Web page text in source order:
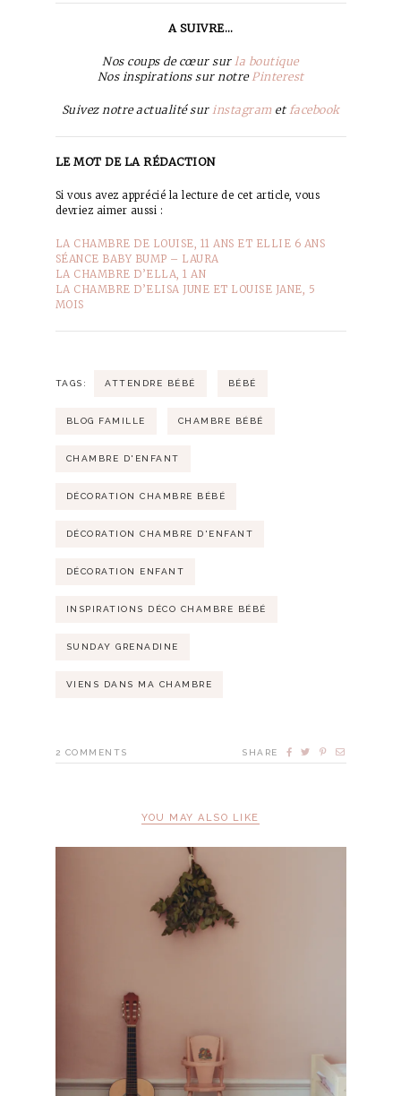
A SUIVRE…
Nos coups de cœur surla boutique
Nos inspirations sur notrePinterest
Suivez notre actualité sur instagramet facebook
LE MOT DE LA RÉDACTION
Si vous avez apprécié la lecture de cet article, vous
devriez aimer aussi :
LA CHAMBRE DE LOUISE, 11 ANS ET ELLIE 6 ANS
SÉANCE BABY BUMP – LAURA
LA CHAMBRE D’ELLA, 1 AN
LA CHAMBRE D’ELISA JUNE ET LOUISE JANE, 5
MOIS
TAGS: ATTENDRE BÉBÉ BÉBÉ
BLOG FAMILLE CHAMBRE BÉBÉ
CHAMBRE D'ENFANT
DÉCORATION CHAMBRE BÉBÉ
DÉCORATION CHAMBRE D'ENFANT
DÉCORATION ENFANT
INSPIRATIONS DÉCO CHAMBRE BÉBÉ
SUNDAY GRENADINE
VIENS DANS MA CHAMBRE
2 COMMENTS SHARE
YOU MAY ALSO LIKE